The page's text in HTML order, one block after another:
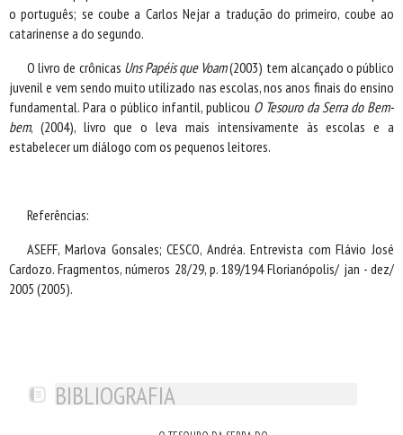
o português; se coube a Carlos Nejar a tradução do primeiro, coube ao
catarinense a do segundo.
O livro de crônicas Uns Papéis que Voam(2003) tem alcançado o público
juvenil e vem sendo muito utilizado nas escolas, nos anos finais do ensino
fundamental. Para o público infantil, publicou O Tesouro da Serra do Bem-
bem, (2004), livro que o leva mais intensivamente às escolas e a
estabelecer um diálogo com os pequenos leitores.
Referências:
ASEFF, Marlova Gonsales; CESCO, Andréa. Entrevista com Flávio José
Cardozo. Fragmentos, números 28/29, p. 189/194 Florianópolis/ jan - dez/
2005 (2005).
BIBLIOGRAFIA